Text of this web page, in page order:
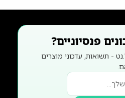
פנסיוניים?
- תשואות, עדכוני מוצרים